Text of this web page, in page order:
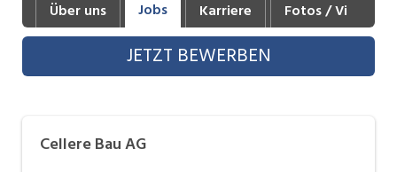
Industrie, Maschinenbau, Anlagenbau,
Produktion
Informatik, Telekommunikation
Körperpflege, Wellness
Über uns Jobs Karriere Fotos / Videos
JETZT BEWERBEN
Cellere Bau AG